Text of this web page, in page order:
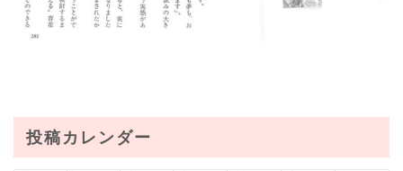
投稿カレンダー